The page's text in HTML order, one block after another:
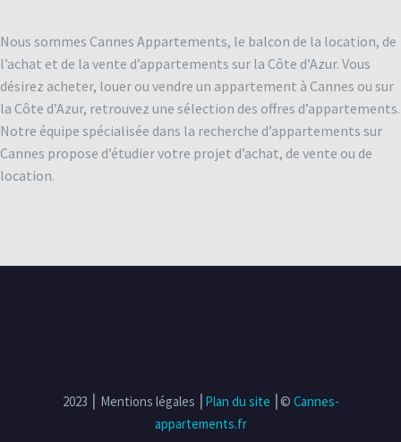
Nous sommes Cannes Appartements, le balcon de la location, de
l’achat et de la vente d’appartements sur la Côte d’Azur. Vous
désirez acheter, louer ou vendre un appartement à Cannes ou sur
la Côte d’Azur, retrouvez une sélection des offres d’appartements.
Notre équipe spécialisée dans la recherche d’appartements sur
Cannes propose d’étudier votre projet d’achat, de vente ou de
location.
2023 ⎮ Mentions légales ⎮ Plan du site ⎮© Cannes-
appartements.fr